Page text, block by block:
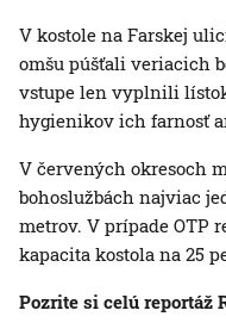
V kostole na Farskej
omšu púšťali veriacich
vstupe len vyplnili
hygienikov ich farnosť
V červených okresoch
bohoslužbách najviac
metrov. V prípade OTP
kapacita kostola na 25
Pozrite si celú reportáž